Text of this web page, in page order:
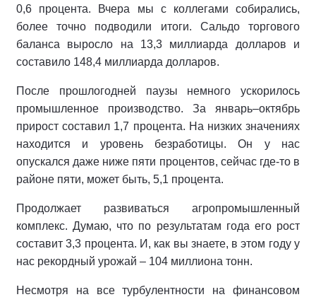
0,6 процента. Вчера мы с коллегами собирались,
более точно подводили итоги. Сальдо торгового
баланса выросло на 13,3 миллиарда долларов и
составило 148,4 миллиарда долларов.
После прошлогодней паузы немного ускорилось
промышленное производство. За январь–октябрь
прирост составил 1,7 процента. На низких значениях
находится и уровень безработицы. Он у нас
опускался даже ниже пяти процентов, сейчас где-то в
районе пяти, может быть, 5,1 процента.
Продолжает развиваться агропромышленный
комплекс. Думаю, что по результатам года его рост
составит 3,3 процента. И, как вы знаете, в этом году у
нас рекордный урожай – 104 миллиона тонн.
Несмотря на все турбулентности на финансовом